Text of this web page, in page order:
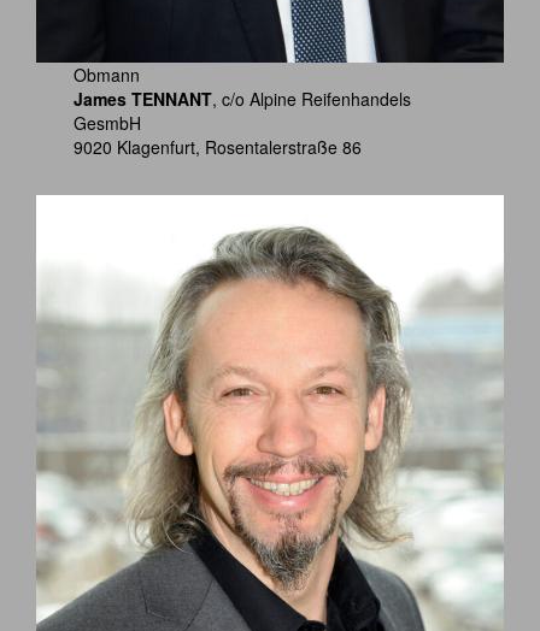
Obmann
James TENNANT, c/o Alpine Reifenhandels
GesmbH
9020 Klagenfurt, Rosentalerstraße 86